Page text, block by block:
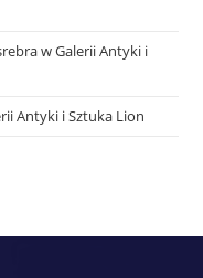
w Galerii Antyki i
Antyki i Sztuka Lion